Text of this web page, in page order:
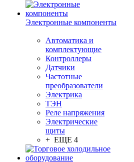
Электронные компоненты
Автоматика и
комплектующие
Контроллеры
Датчики
Частотные
преобразователи
Электрика
ТЭН
Реле напряжения
Электрические
щиты
+ ЕЩЕ 4